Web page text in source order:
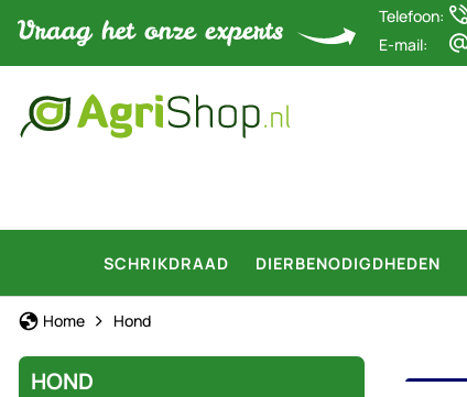
Telefoon:
E-mail:
SCHRIKDRAAD DIERBENODIGDHEDEN
Home Hond
HOND